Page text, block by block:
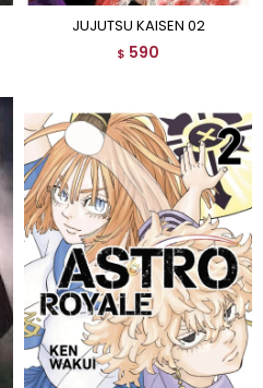
JUJUTSU KAISEN 02
$ 590